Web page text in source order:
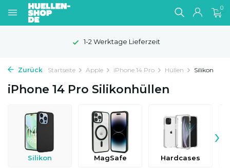
0
100 Tage Widerrufsrecht
Zurück Startseite Apple iPhone 14 Pro Hüllen Silikon
iPhone 14 Pro Silikonhüllen
Silikon MagSafe Hardcases
›